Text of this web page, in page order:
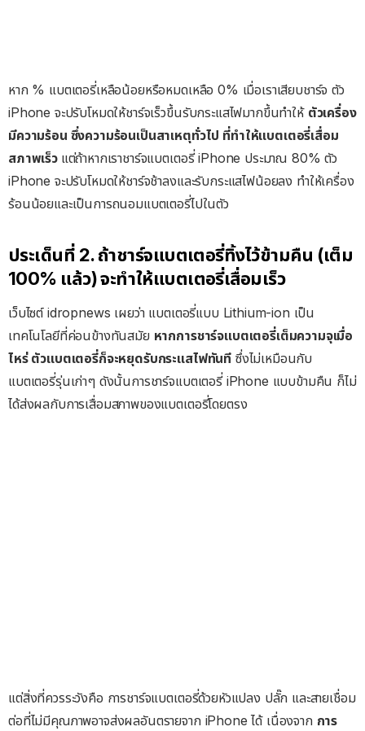
หาก % แบตเตอรี่เหลือน้อยหรือหมดเหลือ 0% เมื่อเราเสียบชาร์จ ตัว
iPhone จะปรับโหมดให้ชาร์จเร็วขึ้นรับกระแสไฟมากขึ้นทำให้ ตัวเครื่อง
มีความร้อน ซึ่งความร้อนเป็นสาเหตุทั่วไป ที่ทำให้แบตเตอรี่เสื่อม
สภาพเร็ว แต่ถ้าหากเราชาร์จแบตเตอรี่ iPhone ประมาณ 80% ตัว
iPhone จะปรับโหมดให้ชาร์จช้าลงและรับกระแสไฟน้อยลง ทำให้เครื่อง
ร้อนน้อยและเป็นการถนอมแบตเตอรี่ไปในตัว
ประเด็นที่ 2. ถ้าชาร์จแบตเตอรี่ทิ้งไว้ข้ามคืน (เต็ม
100% แล้ว) จะทำให้แบตเตอรี่เสื่อมเร็ว
เว็บไซต์ idropnews เผยว่า แบตเตอรี่แบบ Lithium-ion เป็น
เทคโนโลยีที่ค่อนข้างทันสมัย หากการชาร์จแบตเตอรี่เต็มความจุเมื่อ
ไหร่ ตัวแบตเตอรี่ก็จะหยุดรับกระแสไฟทันที ซึ่งไม่เหมือนกับ
แบตเตอรี่รุ่นเก่าๆ ดังนั้นการชาร์จแบตเตอรี่ iPhone แบบข้ามคืน ก็ไม่
ได้ส่งผลกับการเสื่อมสภาพของแบตเตอรี่โดยตรง
แต่สิ่งที่ควรระวังคือ การชาร์จแบตเตอรี่ด้วยหัวแปลง ปลั๊ก และสายเชื่อม
ต่อที่ไม่มีคุณภาพอาจส่งผลอันตรายจาก iPhone ได้ เนื่องจาก การ